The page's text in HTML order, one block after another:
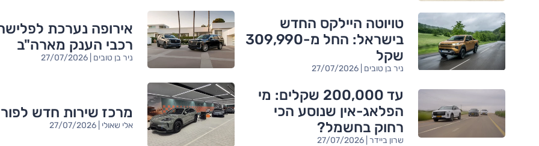
טויוטה היילקס החדש
בישראל: החל מ-309,990
שקל
ניר בן טובים | 27/07/2026
אירופה נערכת
רכבי הענק מארה"ב
ניר בן טובים | 27/07/2026
עד 200,000 שקלים: מי
הפלאג-אין שנוסע הכי
רחוק בחשמל?
שרון ביידר | 27/07/2026
מרכז שירות חדש
אלי שאולי | 27/07/2026